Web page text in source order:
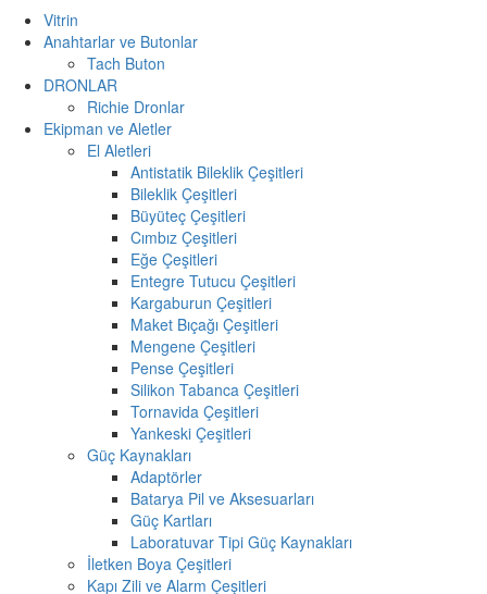
Vitrin
Anahtarlar ve Butonlar
Tach Buton
DRONLAR
Richie Dronlar
Ekipman ve Aletler
El Aletleri
Antistatik Bileklik Çeşitleri
Bileklik Çeşitleri
Büyüteç Çeşitleri
Cımbız Çeşitleri
Eğe Çeşitleri
Entegre Tutucu Çeşitleri
Kargaburun Çeşitleri
Maket Bıçağı Çeşitleri
Mengene Çeşitleri
Pense Çeşitleri
Silikon Tabanca Çeşitleri
Tornavida Çeşitleri
Yankeski Çeşitleri
Güç Kaynakları
Adaptörler
Batarya Pil ve Aksesuarları
Güç Kartları
Laboratuvar Tipi Güç Kaynakları
İletken Boya Çeşitleri
Kapı Zili ve Alarm Çeşitleri